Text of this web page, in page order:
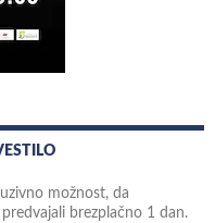
možnost, da
brezplačno 1 dan.